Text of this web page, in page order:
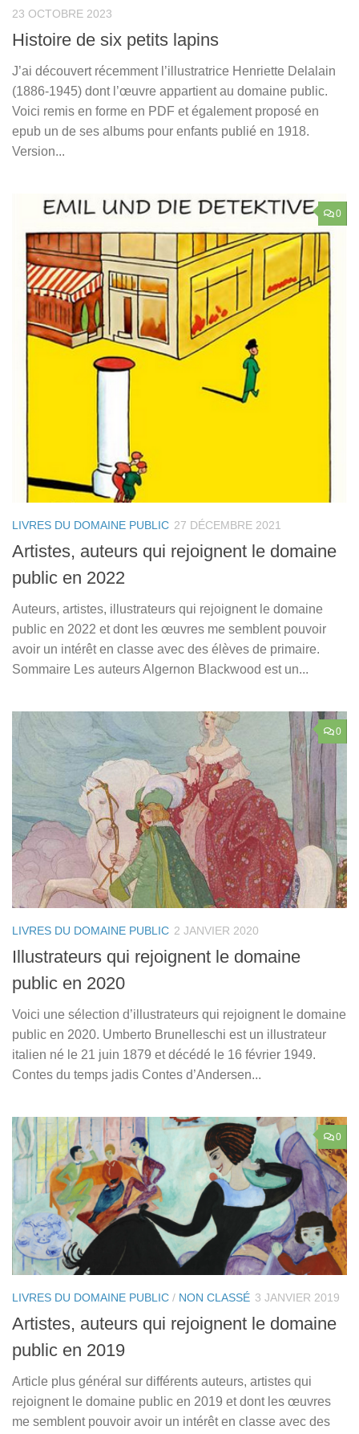
23 OCTOBRE 2023
Histoire de six petits lapins
J’ai découvert récemment l’illustratrice Henriette Delalain
(1886-1945) dont l’œuvre appartient au domaine public.
Voici remis en forme en PDF et également proposé en
epub un de ses albums pour enfants publié en 1918.
Version...
0
LIVRES DU DOMAINE PUBLIC 27 DÉCEMBRE 2021
Artistes, auteurs qui rejoignent le domaine
public en 2022
Auteurs, artistes, illustrateurs qui rejoignent le domaine
public en 2022 et dont les œuvres me semblent pouvoir
avoir un intérêt en classe avec des élèves de primaire.
Sommaire Les auteurs Algernon Blackwood est un...
0
LIVRES DU DOMAINE PUBLIC 2 JANVIER 2020
Illustrateurs qui rejoignent le domaine
public en 2020
Voici une sélection d’illustrateurs qui rejoignent le domaine
public en 2020. Umberto Brunelleschi est un illustrateur
italien né le 21 juin 1879 et décédé le 16 février 1949.
Contes du temps jadis Contes d’Andersen...
0
LIVRES DU DOMAINE PUBLIC / NON CLASSÉ 3 JANVIER 2019
Artistes, auteurs qui rejoignent le domaine
public en 2019
Article plus général sur différents auteurs, artistes qui
rejoignent le domaine public en 2019 et dont les œuvres
me semblent pouvoir avoir un intérêt en classe avec des